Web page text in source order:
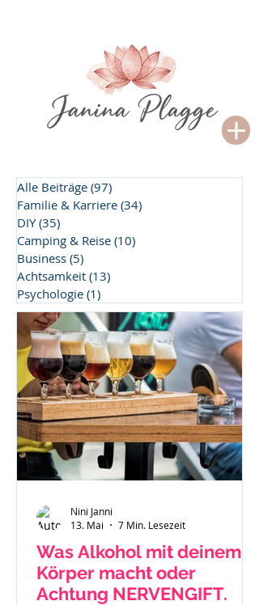
Alle Beiträge (97)
Familie & Karriere (34)
DIY (35)
Camping & Reise (10)
Business (5)
Achtsamkeit (13)
Psychologie (1)
Was Alkohol mit deinem
Körper macht oder
Achtung NERVENGIFT.
Nini Janni
13. Mai
7 Min. Lesezeit